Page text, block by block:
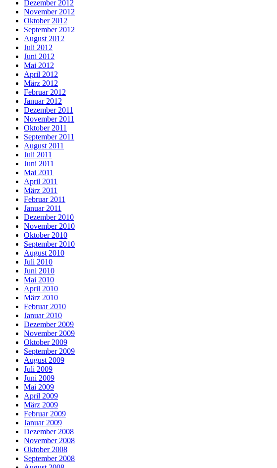
Dezember 2012
November 2012
Oktober 2012
September 2012
August 2012
Juli 2012
Juni 2012
Mai 2012
April 2012
März 2012
Februar 2012
Januar 2012
Dezember 2011
November 2011
Oktober 2011
September 2011
August 2011
Juli 2011
Juni 2011
Mai 2011
April 2011
März 2011
Februar 2011
Januar 2011
Dezember 2010
November 2010
Oktober 2010
September 2010
August 2010
Juli 2010
Juni 2010
Mai 2010
April 2010
März 2010
Februar 2010
Januar 2010
Dezember 2009
November 2009
Oktober 2009
September 2009
August 2009
Juli 2009
Juni 2009
Mai 2009
April 2009
März 2009
Februar 2009
Januar 2009
Dezember 2008
November 2008
Oktober 2008
September 2008